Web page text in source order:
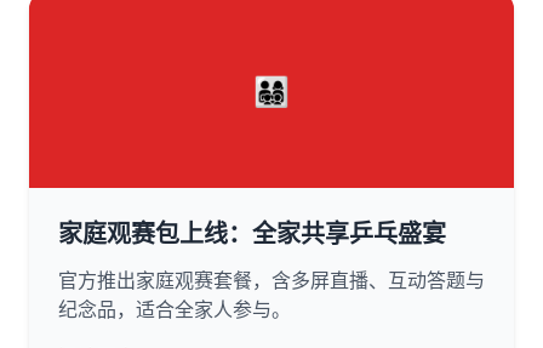
👨‍👩‍👧‍👦
家庭观赛包上线：全家共享乒乓盛宴
官方推出家庭观赛套餐，含多屏直播、互动答题与
纪念品，适合全家人参与。